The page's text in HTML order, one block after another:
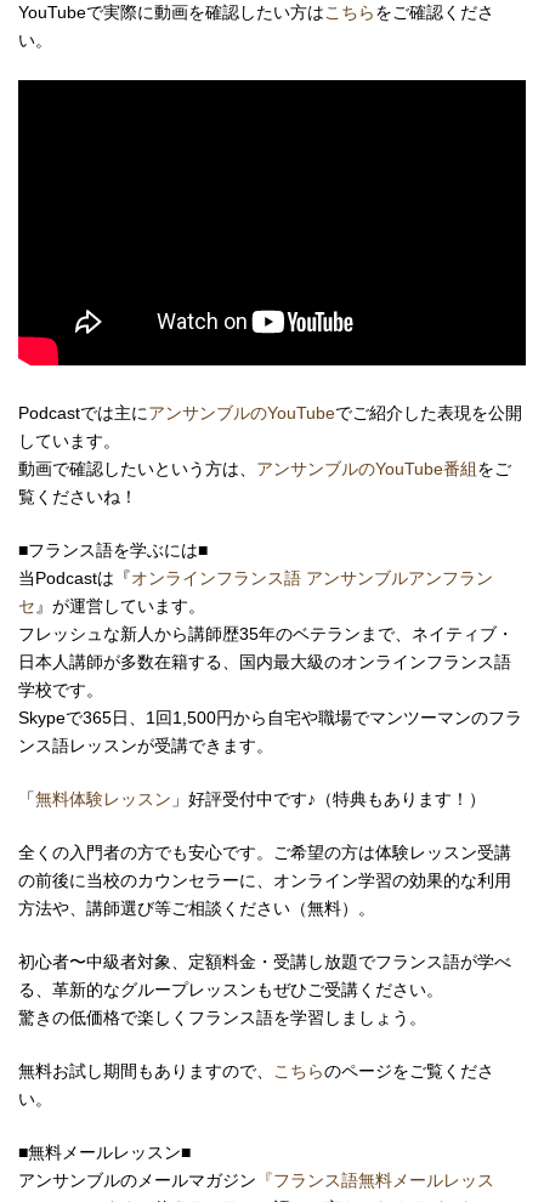
YouTubeで実際に動画を確認したい方はこちらをご確認くださ
い。
Podcastでは主にアンサンブルのYouTubeでご紹介した表現を公開
しています。
動画で確認したいという方は、 アンサンブルのYouTube番組をご
覧くださいね！
■フランス語を学ぶには■
当Podcastは『オンラインフランス語 アンサンブルアンフラン
セ』が運営しています。
フレッシュな新人から講師歴35年のベテランまで、ネイティブ・
日本人講師が多数在籍する、国内最大級のオンラインフランス語
学校です。
Skypeで365日、1回1,500円から自宅や職場でマンツーマンのフラ
ンス語レッスンが受講できます。
「無料体験レッスン 」好評受付中です♪（特典もあります！）
全くの入門者の方でも安心です。ご希望の方は体験レッスン受講
の前後に当校のカウンセラーに、オンライン学習の効果的な利用
方法や、講師選び等ご相談ください（無料）。
初心者〜中級者対象、定額料金・受講し放題でフランス語が学べ
る、革新的なグループレッスンもぜひご受講ください。
驚きの低価格で楽しくフランス語を学習しましょう。
無料お試し期間もありますので、 こちらのページをご覧くださ
い。
■無料メールレッスン■
アンサンブルのメールマガジン 『フランス語無料メールレッス